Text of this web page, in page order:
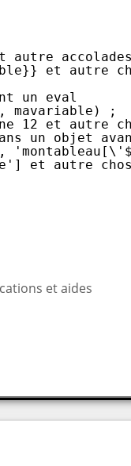
et autre
un eval
mavariable) ;
12 et autre
un objet
et autre
et aides